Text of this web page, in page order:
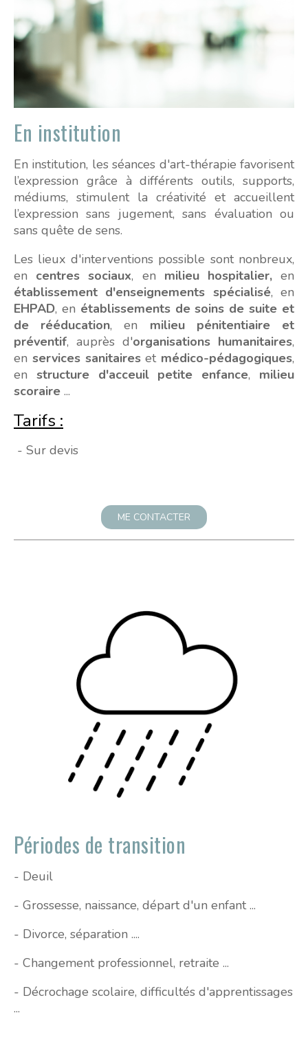
En institution
En institution, les séances d'art-thérapie favorisent
l’expression grâce à différents outils, supports,
médiums, stimulent la créativité et accueillent
l’expression sans jugement, sans évaluation ou
sans quête de sens.
Les lieux d'interventions possible sont nonbreux,
en centres sociaux, en milieu hospitalier,en
établissement d'enseignements spécialisé, en
EHPAD, en établissements de soins de suite et
de rééducation, en milieu pénitentiaire et
préventif, auprès d'organisations humanitaires,
en services sanitaireset médico-pédagogiques,
en structure d'acceuil petite enfance, milieu
scoraire ...
Tarifs :
- Sur devis
ME CONTACTER
Périodes de transition
- Deuil
- Grossesse, naissance, départ d'un enfant ...
- Divorce, séparation ....
- Changement professionnel, retraite ...
- Décrochage scolaire, difficultés d'apprentissages
...